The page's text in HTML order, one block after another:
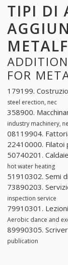
TIPI DI
FOR
179199.
steel erection, nec
358900.
industry machinery,
08119904.
22410000.
50740201.
hot water heating
51910302. Semi
73890203.
inspection service
79910301.
Aerobic dance and
89990305.
publication